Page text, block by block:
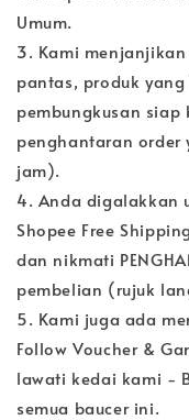
Umum.
3. Kami
pantas, produk
pembungkusan siap
penghantaran
jam).
4. Anda digalakkan
Shopee Free
dan nikmati
pembelian (rujuk
5. Kami juga ada
Follow Voucher &
lawati kedai kami -
semua baucer ini.